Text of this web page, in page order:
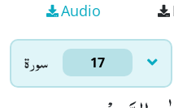
Audio
سورۃ 17